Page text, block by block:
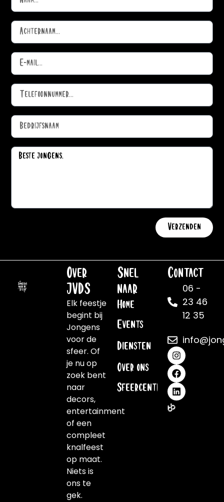
Verzenden
Over
JVDS
Elk feestje
begint bij
Jongens
voor de
sfeer. Of
je nu op
zoek bent
naar
decors,
entertainment
of een
compleet
knalfeest
op maat.
Niets is
ons te
gek.
Snel
naar
Home
Events
Diensten
Over ons
Sfeercentrale
Contact
06 -
23 46
12 35